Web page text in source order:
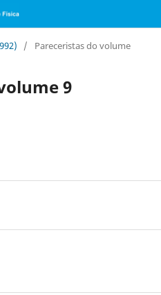
/ Pareceristas do volume
9